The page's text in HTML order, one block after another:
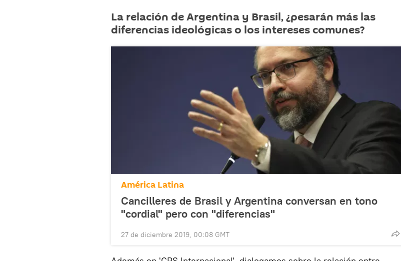
La relación de Argentina y Brasil, ¿pesarán más las
diferencias ideológicas o los intereses comunes?
América Latina
Cancilleres de Brasil y Argentina conversan en tono
"cordial" pero con "diferencias"
27 de diciembre 2019, 00:08 GMT